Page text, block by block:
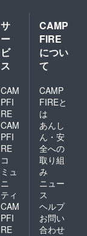
サ
ー
ビ
ス
CAM
PFI
RE
CAM
PFI
RE
コ
ミュ
ニ
ティ
CAM
PFI
RE
CAMP
FIRE
につい
て
CAMP
FIREと
は
あんし
ん・安
全への
取り組
み
ニュー
ス
ヘルプ
お問い
合わせ